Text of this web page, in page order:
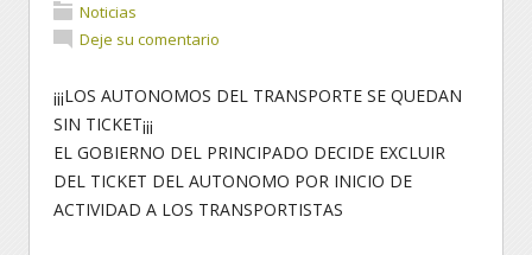
Noticias
Deje su comentario
¡¡¡LOS AUTONOMOS DEL TRANSPORTE SE QUEDAN
SIN TICKET¡¡¡
EL GOBIERNO DEL PRINCIPADO DECIDE EXCLUIR
DEL TICKET DEL AUTONOMO POR INICIO DE
ACTIVIDAD A LOS TRANSPORTISTAS